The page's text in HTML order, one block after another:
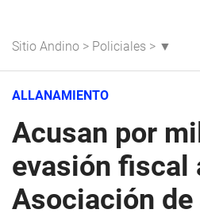
Sitio Andino > Policiales > ▼
ALLANAMIENTO
Acusan por
evasión fiscal
Asociación